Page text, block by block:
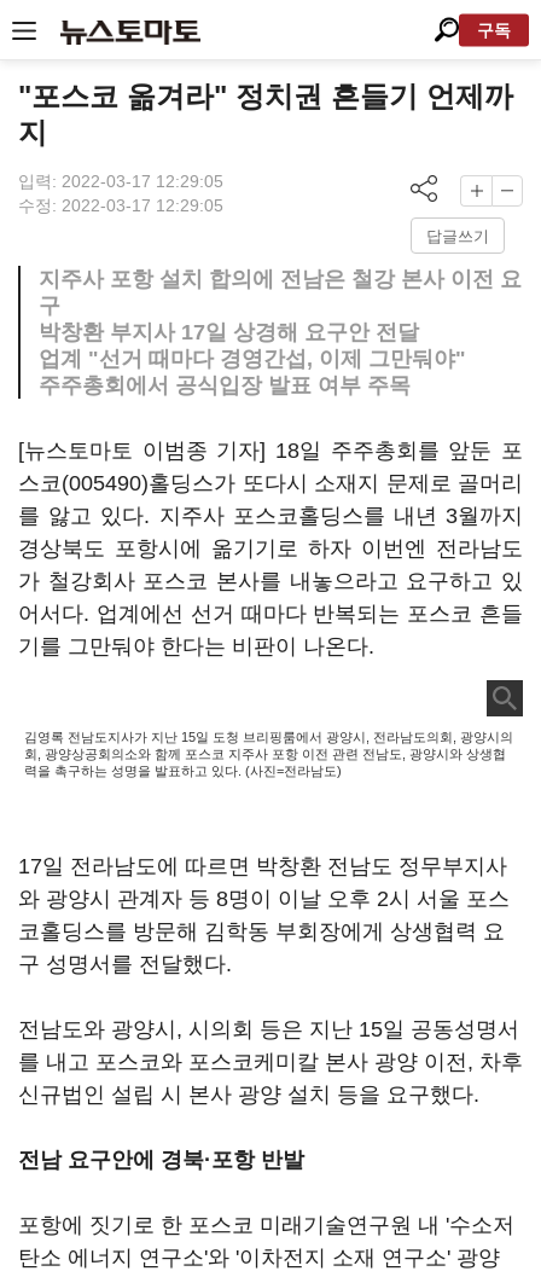
구독
"포스코 옮겨라" 정치권 흔들기 언제까
지
입력: 2022-03-17 12:29:05
수정: 2022-03-17 12:29:05
답글쓰기
지주사 포항 설치 합의에 전남은 철강 본사 이전 요
구
박창환 부지사 17일 상경해 요구안 전달
업계 "선거 때마다 경영간섭, 이제 그만둬야"
주주총회에서 공식입장 발표 여부 주목
[뉴스토마토 이범종 기자] 18일 주주총회를 앞둔 포
스코(005490)홀딩스가 또다시 소재지 문제로 골머리
를 앓고 있다. 지주사 포스코홀딩스를 내년 3월까지
경상북도 포항시에 옮기기로 하자 이번엔 전라남도
가 철강회사 포스코 본사를 내놓으라고 요구하고 있
어서다. 업계에선 선거 때마다 반복되는 포스코 흔들
기를 그만둬야 한다는 비판이 나온다.
김영록 전남도지사가 지난 15일 도청 브리핑룸에서 광양시, 전라남도의회, 광양시의
회, 광양상공회의소와 함께 포스코 지주사 포항 이전 관련 전남도, 광양시와 상생협
력을 촉구하는 성명을 발표하고 있다. (사진=전라남도)
17일 전라남도에 따르면 박창환 전남도 정무부지사
와 광양시 관계자 등 8명이 이날 오후 2시 서울 포스
코홀딩스를 방문해 김학동 부회장에게 상생협력 요
구 성명서를 전달했다.
전남도와 광양시, 시의회 등은 지난 15일 공동성명서
를 내고 포스코와 포스코케미칼 본사 광양 이전, 차후
신규법인 설립 시 본사 광양 설치 등을 요구했다.
전남 요구안에 경북·포항 반발
포항에 짓기로 한 포스코 미래기술연구원 내 '수소저
탄소 에너지 연구소'와 '이차전지 소재 연구소' 광양